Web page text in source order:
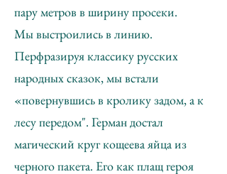
пару метров в ширину просеки.
Мы выстроились в линию.
Перфразируя классику русских
народных сказок, мы встали
«повернувшись в кролику задом, а к
лесу передом". Герман достал
магический круг кощеева яйца из
черного пакета. Его как плащ героя